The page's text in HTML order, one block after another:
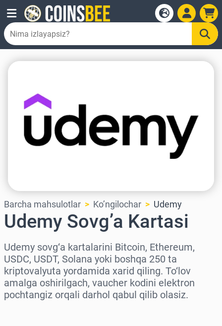
Barcha mahsulotlar Ko’ngilochar Udemy
Udemy Sovg’a Kartasi
Udemy sovg‘a kartalarini Bitcoin, Ethereum,
USDC, USDT, Solana yoki boshqa 250 ta
kriptovalyuta yordamida xarid qiling. To‘lov
amalga oshirilgach, vaucher kodini elektron
pochtangiz orqali darhol qabul qilib olasiz.